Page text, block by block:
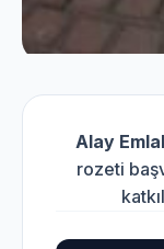
Alay
rozeti